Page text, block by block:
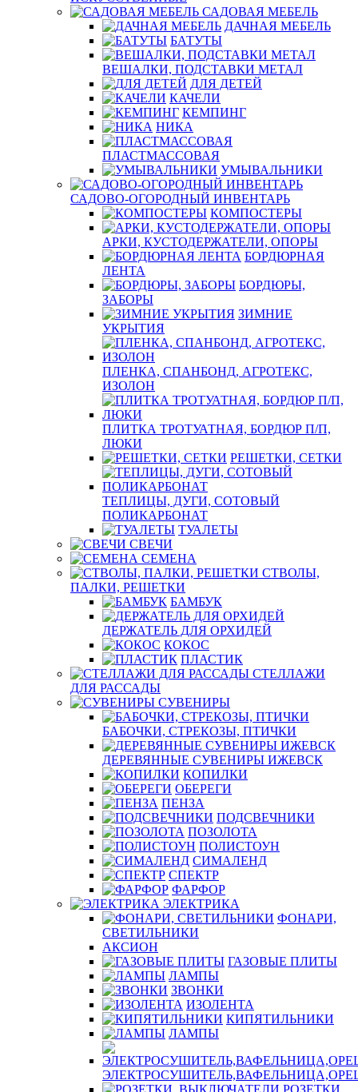
САДОВАЯ МЕБЕЛЬ
ДАЧНАЯ МЕБЕЛЬ
БАТУТЫ
ВЕШАЛКИ, ПОДСТАВКИ МЕТАЛ
ДЛЯ ДЕТЕЙ
КАЧЕЛИ
КЕМПИНГ
НИКА
ПЛАСТМАССОВАЯ
УМЫВАЛЬНИКИ
САДОВО-ОГОРОДНЫЙ ИНВЕНТАРЬ
КОМПОСТЕРЫ
АРКИ, КУСТОДЕРЖАТЕЛИ, ОПОРЫ
БОРДЮРНАЯ
ЛЕНТА
БОРДЮРЫ,
ЗАБОРЫ
ЗИМНИЕ
УКРЫТИЯ
ПЛЕНКА, СПАНБОНД, АГРОТЕКС,
ИЗОЛОН
ПЛИТКА ТРОТУАТНАЯ, БОРДЮР П/П,
ЛЮКИ
РЕШЕТКИ, СЕТКИ
ТЕПЛИЦЫ, ДУГИ, СОТОВЫЙ
ПОЛИКАРБОНАТ
ТУАЛЕТЫ
СВЕЧИ
СЕМЕНА
СТВОЛЫ,
ПАЛКИ, РЕШЕТКИ
БАМБУК
ДЕРЖАТЕЛЬ ДЛЯ ОРХИДЕЙ
КОКОС
ПЛАСТИК
СТЕЛЛАЖИ
ДЛЯ РАССАДЫ
СУВЕНИРЫ
БАБОЧКИ, СТРЕКОЗЫ, ПТИЧКИ
ДЕРЕВЯННЫЕ СУВЕНИРЫ ИЖЕВСК
КОПИЛКИ
ОБЕРЕГИ
ПЕНЗА
ПОДСВЕЧНИКИ
ПОЗОЛОТА
ПОЛИСТОУН
СИМАЛЕНД
СПЕКТР
ФАРФОР
ЭЛЕКТРИКА
ФОНАРИ,
СВЕТИЛЬНИКИ
АКСИОН
ГАЗОВЫЕ ПЛИТЫ
ЛАМПЫ
ЗВОНКИ
ИЗОЛЕНТА
КИПЯТИЛЬНИКИ
ЛАМПЫ
РОЗЕТКИ,